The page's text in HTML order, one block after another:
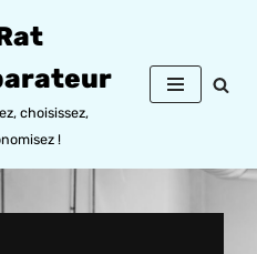
choisissez,
!